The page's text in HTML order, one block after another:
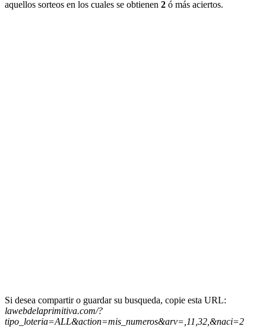
aquellos sorteos en los cuales se obtienen 2 ó más aciertos.
Si desea compartir o guardar su busqueda, copie esta URL:
lawebdelaprimitiva.com/?
tipo_loteria=ALL&action=mis_numeros&arv=,11,32,&naci=2